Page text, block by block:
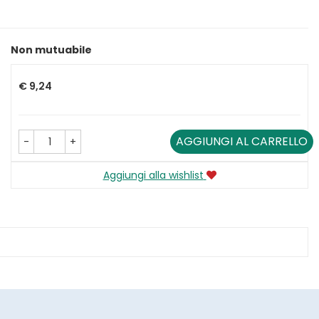
Non mutuabile
€ 9,24
- + AGGIUNGI AL CARRELLO
Aggiungi alla wishlist